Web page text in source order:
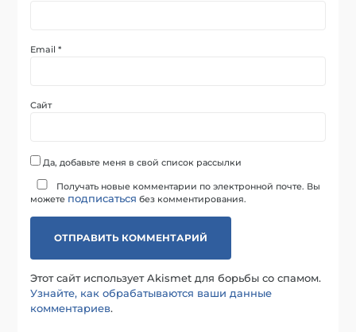
Email*
Сайт
Да, добавьте меня в свой список рассылки
Получать новые комментарии по электронной почте. Вы
можете подписаться без комментирования.
Этот сайт использует Akismet для борьбы со спамом.
Узнайте, как обрабатываются ваши данные
комментариев.